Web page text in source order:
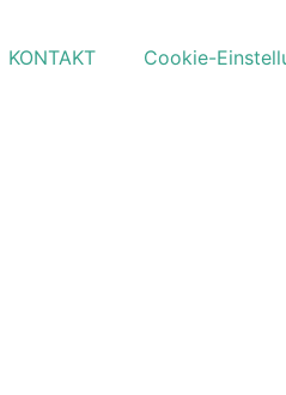
KONTAKT
Cookie-